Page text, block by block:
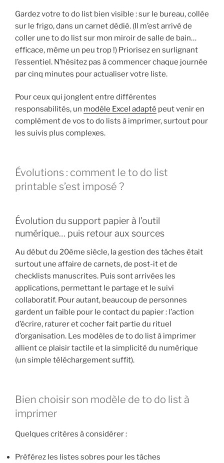
Gardez votre to do list bien visible : sur le bureau, collée
sur le frigo, dans un carnet dédié. (Il m’est arrivé de
coller une to do list sur mon miroir de salle de bain…
efficace, même un peu trop !) Priorisez en surlignant
l’essentiel. N’hésitez pas à commencer chaque journée
par cinq minutes pour actualiser votre liste.
Pour ceux qui jonglent entre différentes
responsabilités, un modèle Excel adapté peut venir en
complément de vos to do lists à imprimer, surtout pour
les suivis plus complexes.
Évolutions : comment le to do list
printable s’est imposé ?
Évolution du support papier à l’outil
numérique… puis retour aux sources
Au début du 20ème siècle, la gestion des tâches était
surtout une affaire de carnets, de post-it et de
checklists manuscrites. Puis sont arrivées les
applications, permettant le partage et le suivi
collaboratif. Pour autant, beaucoup de personnes
gardent un faible pour le contact du papier : l’action
d’écrire, raturer et cocher fait partie du rituel
d’organisation. Les modèles de to do list à imprimer
allient ce plaisir tactile et la simplicité du numérique
(un simple téléchargement suffit).
Bien choisir son modèle de to do list à
imprimer
Quelques critères à considérer :
Préférez les listes sobres pour les tâches